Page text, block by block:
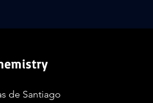
de Santiago